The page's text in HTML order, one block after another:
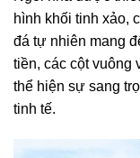
hình khối tinh xảo,
đá tự nhiên mang
tiền, các cột vuông
thể hiện sự sang
tinh tế.